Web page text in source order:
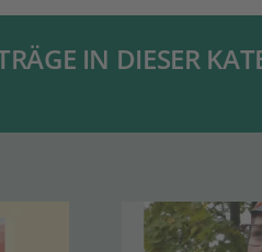
IN DIESER